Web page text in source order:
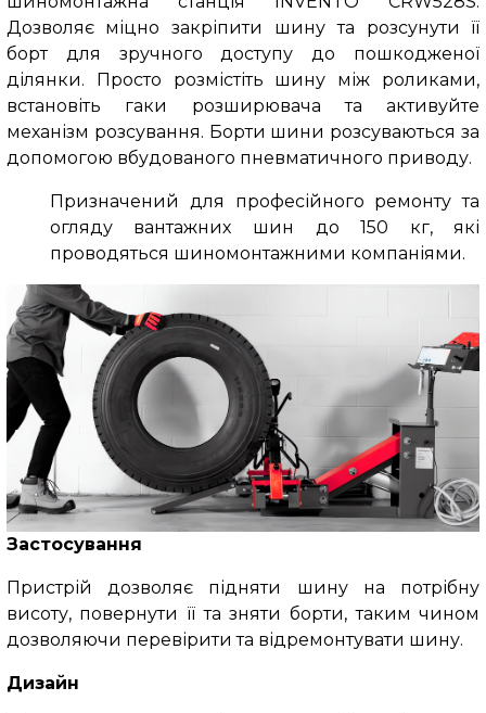
Дозволяє міцно закріпити шину та розсунути її
борт для зручного доступу до пошкодженої
ділянки. Просто розмістіть шину між роликами,
встановіть гаки розширювача та активуйте
механізм розсування. Борти шини розсуваються за
допомогою вбудованого пневматичного приводу.
Призначений для професійного ремонту та
огляду вантажних шин до 150 кг, які
проводяться шиномонтажними компаніями.
Застосування
Пристрій дозволяє підняти шину на потрібну
висоту, повернути її та зняти борти, таким чином
дозволяючи перевірити та відремонтувати шину.
Дизайн